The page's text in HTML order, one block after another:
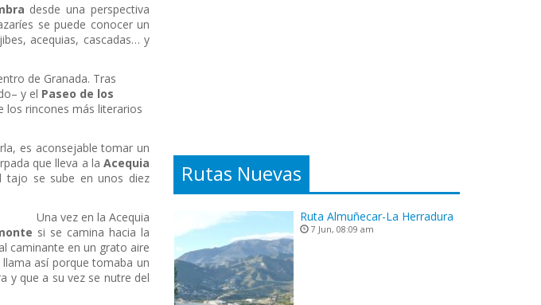
desde una perspectiva
se puede conocer un
acequias, cascadas… y
de Granada. Tras
y el Paseo de los
los rincones más literarios
es aconsejable tomar un
que lleva a la Acequia
tajo se sube en unos diez
si se camina hacia la
caminante en un grato aire
así porque tomaba un
y que a su vez se nutre del
Rutas Nuevas
Ruta Almuñecar-La Herradura
7 Jun, 08:09 am